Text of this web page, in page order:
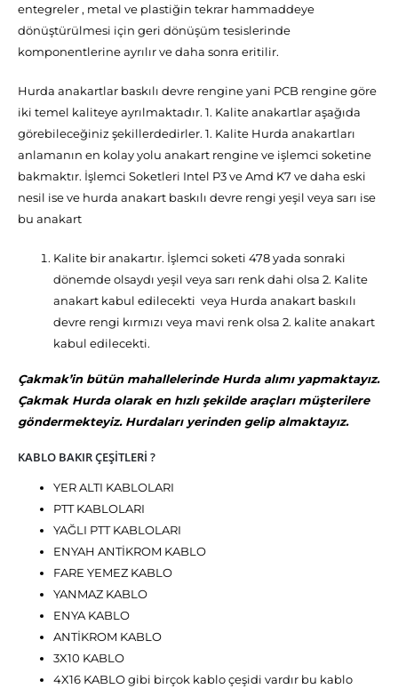
entegreler , metal ve plastiğin tekrar hammaddeye
dönüştürülmesi için geri dönüşüm tesislerinde
komponentlerine ayrılır ve daha sonra eritilir.
Hurda anakartlar baskılı devre rengine yani PCB rengine göre
iki temel kaliteye ayrılmaktadır. 1. Kalite anakartlar aşağıda
görebileceğiniz şekillerdedirler. 1. Kalite Hurda anakartları
anlamanın en kolay yolu anakart rengine ve işlemci soketine
bakmaktır. İşlemci Soketleri Intel P3 ve Amd K7 ve daha eski
nesil ise ve hurda anakart baskılı devre rengi yeşil veya sarı ise
bu anakart
Kalite bir anakartır. İşlemci soketi 478 yada sonraki
dönemde olsaydı yeşil veya sarı renk dahi olsa 2. Kalite
anakart kabul edilecekti veya Hurda anakart baskılı
devre rengi kırmızı veya mavi renk olsa 2. kalite anakart
kabul edilecekti.
Çakmak’in bütün mahallelerinde Hurda alımı yapmaktayız.
Çakmak Hurda olarak en hızlı şekilde araçları müşterilere
göndermekteyiz. Hurdaları yerinden gelip almaktayız.
KABLO BAKIR ÇEŞİTLERİ ?
YER ALTI KABLOLARI
PTT KABLOLARI
YAĞLI PTT KABLOLARI
ENYAH ANTİKROM KABLO
FARE YEMEZ KABLO
YANMAZ KABLO
ENYA KABLO
ANTİKROM KABLO
3X10 KABLO
4X16 KABLO gibi birçok kablo çeşidi vardır bu kablo